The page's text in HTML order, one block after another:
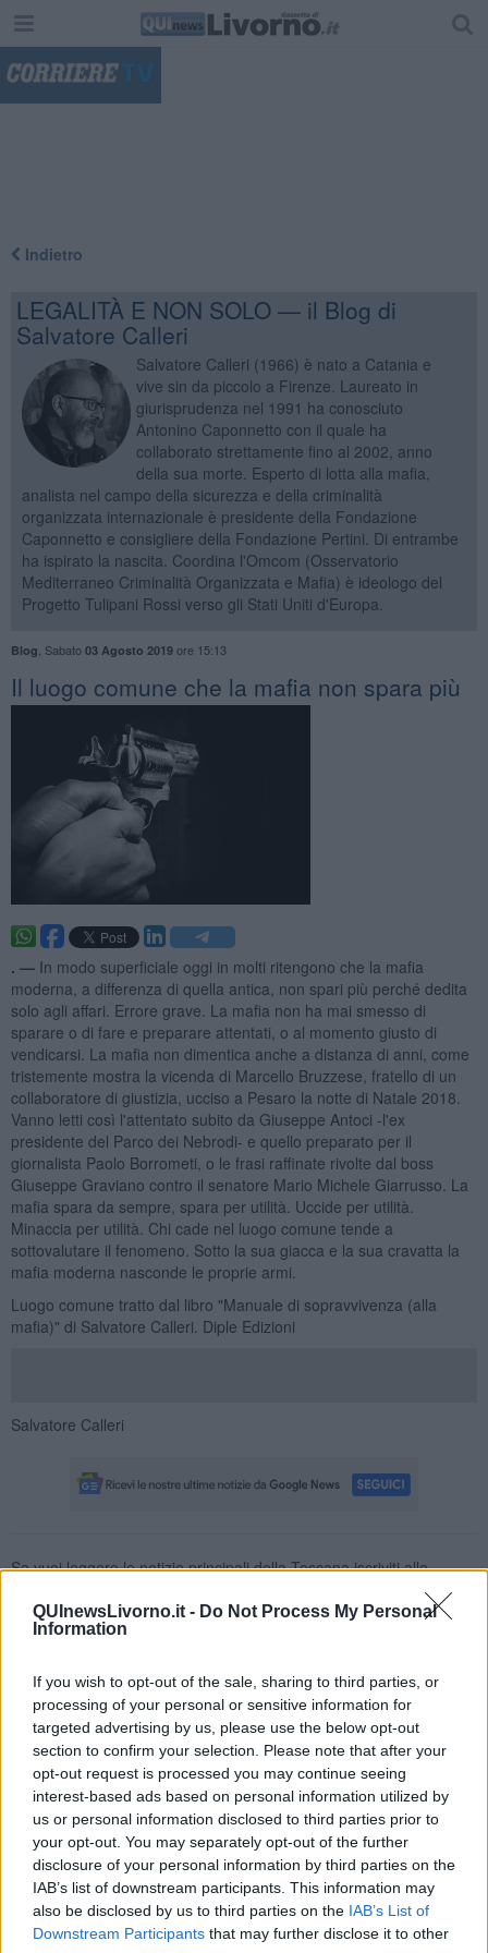
QUInewsLivorno.it - Do Not Process My Personal
Information
If you wish to opt-out of the sale, sharing to third parties, or
processing of your personal or sensitive information for
targeted advertising by us, please use the below opt-out
section to confirm your selection. Please note that after your
opt-out request is processed you may continue seeing
interest-based ads based on personal information utilized by
us or personal information disclosed to third parties prior to
your opt-out. You may separately opt-out of the further
disclosure of your personal information by third parties on the
IAB’s list of downstream participants. This information may
also be disclosed by us to third parties on the IAB’s List of
Downstream Participants that may further disclose it to other
Indietro
LEGALITÀ E NON SOLO — il Blog di
Salvatore Calleri
Salvatore Calleri (1966) è nato a Catania e
vive sin da piccolo a Firenze. Laureato in
giurisprudenza nel 1991 ha conosciuto
Antonino Caponnetto con il quale ha
collaborato strettamente fino al 2002, anno
della sua morte. Esperto di lotta alla mafia,
analista nel campo della sicurezza e della criminalità
organizzata internazionale è presidente della Fondazione
Caponnetto e consigliere della Fondazione Pertini. Di entrambe
ha ispirato la nascita. Coordina l'Omcom (Osservatorio
Mediterraneo Criminalità Organizzata e Mafia) è ideologo del
Progetto Tulipani Rossi verso gli Stati Uniti d'Europa.
Blog Sabato 03 Agosto 2019ore 15:13
Il luogo comune che la mafia non spara più
. — In modo superficiale oggi in molti ritengono che la mafia
moderna, a differenza di quella antica, non spari più perché dedita
solo agli affari. Errore grave. La mafia non ha mai smesso di
sparare o di fare e preparare attentati, o al momento giusto di
vendicarsi. La mafia non dimentica anche a distanza di anni, come
tristemente mostra la vicenda di Marcello Bruzzese, fratello di un
collaboratore di giustizia, ucciso a Pesaro la notte di Natale 2018.
Vanno letti così l'attentato subito da Giuseppe Antoci -l'ex
presidente del Parco dei Nebrodi- e quello preparato per il
giornalista Paolo Borrometi, o le frasi raffinate rivolte dal boss
Giuseppe Graviano contro il senatore Mario Michele Giarrusso. La
mafia spara da sempre, spara per utilità. Uccide per utilità.
Minaccia per utilità. Chi cade nel luogo comune tende a
sottovalutare il fenomeno. Sotto la sua giacca e la sua cravatta la
mafia moderna nasconde le proprie armi.
Luogo comune tratto dal libro "Manuale di sopravvivenza (alla
mafia)" di Salvatore Calleri. Diple Edizioni
Salvatore Calleri
Se vuoi leggere le notizie principali della Toscana iscriviti alla
Arriva gratis tutti i giorni
alle 20:00 direttamente nella tua casella di posta.
Ti potrebbe interessare anche:
Articoli dal Blog “Legalità e non solo” di Salvatore Calleri
Il “dopo” Matteo Messina Denaro
Vademecum antimafia per gli elettori
Toscana chiama Palermo
Serve un esercito europeo
I superbonus rischiano di favorire la mafia
Occorre potenziare il controllo del territorio
​Nuovi scenari narcos a Firenze?
Alla 'ndrangheta piace la Toscana
Siamo in una situazione di Red Alert
La "Dichiarazione di Vallombrosa"